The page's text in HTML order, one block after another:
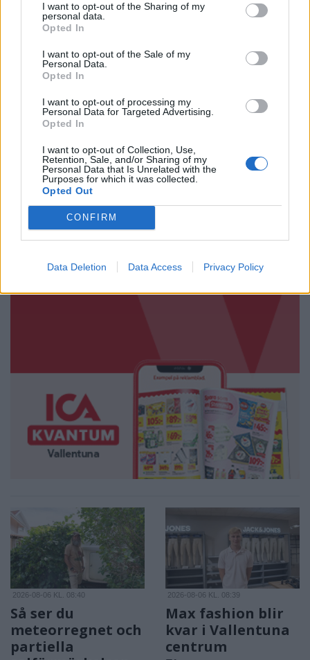
I want to opt-out of the Sharing of my
personal data.
Opted In
I want to opt-out of the Sale of my
Personal Data.
Opted In
I want to opt-out of processing my
Personal Data for Targeted Advertising.
Opted In
I want to opt-out of Collection, Use,
Retention, Sale, and/or Sharing of my
Personal Data that Is Unrelated with the
Purposes for which it was collected.
Opted Out
CONFIRM
Data Deletion Data Access Privacy Policy
Här är en röd fläcki en
blå kommun
Vallentuna nya på plats i valdistriktet Norrgården-
Sörgården – Vänsterpartiets starkaste fäste i kommunen
2026-08-06 KL. 08:40
Så ser du
meteorregnet och
partiella
2026-08-06 KL. 08:39
Max fashion blir
kvar i Vallentuna
centrum